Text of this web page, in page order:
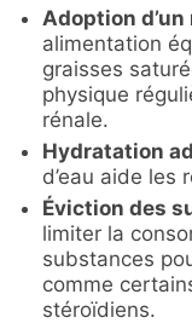
Adoption
alimentation
graisses
physique
rénale.
Hydratation ad
d’eau aide les
Éviction des
limiter la
substances
comme
stéroïdiens.